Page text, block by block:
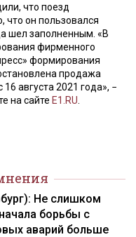
что поезд
что он пользовался
шел заполненным. «В
фирменного
формирования
продажа
августа 2021 года», −
на сайте E1.RU
Не слишком
борьбы с
аварий больше